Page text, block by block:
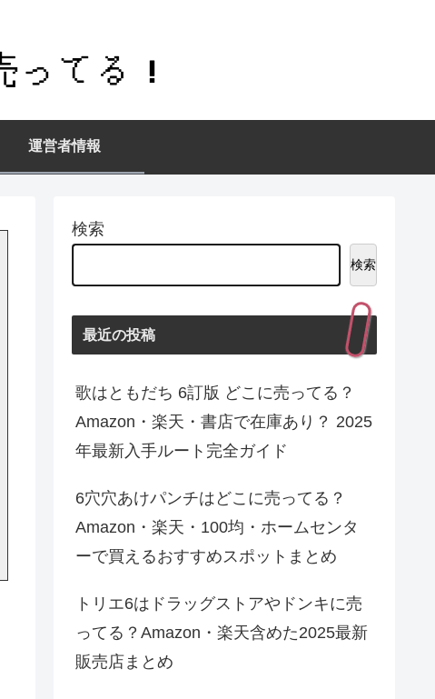
運営者情報
検索
検索
最近の投稿
歌はともだち 6訂版 どこに売ってる？
Amazon・楽天・書店で在庫あり？ 2025
年最新入手ルート完全ガイド
6穴穴あけパンチはどこに売ってる？
Amazon・楽天・100均・ホームセンタ
ーで買えるおすすめスポットまとめ
トリエ6はドラッグストアやドンキに売
ってる？Amazon・楽天含めた2025最新
販売店まとめ